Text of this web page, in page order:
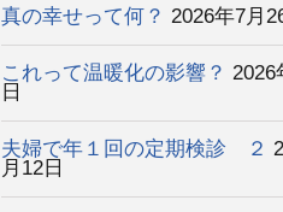
真の幸せって何？ 2026年7月
これって温暖化の影響？ 2026
日
夫婦で年１回の定期検診 ２
月12日